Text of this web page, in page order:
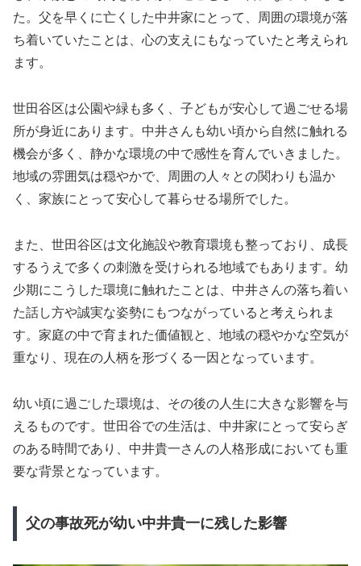
た。父を早くに亡くした中井家にとって、周囲の環境が落
ち着いていたことは、心の支えにもなっていたと考えられ
ます。
世田谷区は公園や緑も多く、子どもが安心して過ごせる場
所が身近にあります。中井さんも幼い頃から自然に触れる
機会が多く、静かな環境の中で感性を育んでいきました。
地域の雰囲気は穏やかで、周囲の人々との関わりも温か
く、家族にとって安心して暮らせる場所でした。
また、世田谷区は文化施設や教育環境も整っており、成長
するうえで多くの刺激を受けられる地域でもあります。幼
少期にこうした環境に触れたことは、中井さんの落ち着い
た話し方や誠実な姿勢にもつながっていると考えられま
す。家庭の中で育まれた価値観と、地域の穏やかな空気が
重なり、現在の人柄を形づくる一因となっています。
幼い頃に過ごした環境は、その後の人生に大きな影響を与
えるものです。世田谷での生活は、中井家にとって安らぎ
のある時間であり、中井貴一さんの人格形成においても重
要な背景となっています。
父の事故死が幼い中井貴一に残した影響